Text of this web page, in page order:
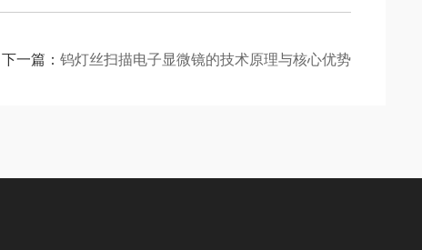
下一篇： 钨灯丝扫描电子显微镜的技术原理与核心优势